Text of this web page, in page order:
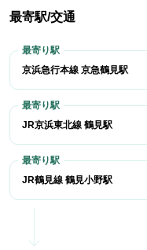
最寄駅/交通
京浜急行本線 京急鶴見駅
JR京浜東北線 鶴見駅
JR鶴見線 鶴見小野駅